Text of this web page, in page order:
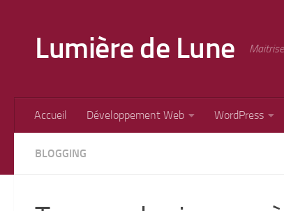
Lumière de Lune
Accueil Développement Web WordPress
BLOGGING